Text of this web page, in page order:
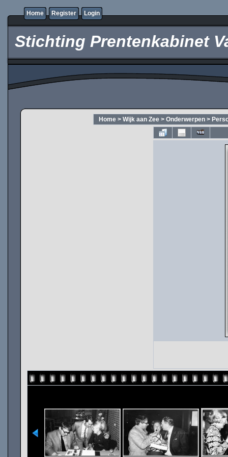
Home Register Login
Stichting Prentenkabinet
Home > Wijk aan Zee > Onderwerpen >